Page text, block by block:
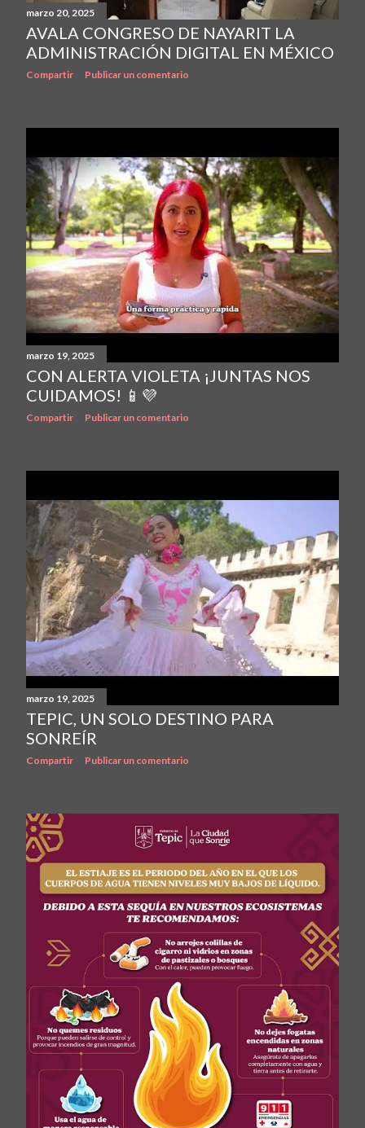
marzo 20, 2025
AVALA CONGRESO DE NAYARIT LA
ADMINISTRACIÓN DIGITAL EN MÉXICO
Compartir Publicar un comentario
marzo 19, 2025
CON ALERTA VIOLETA ¡JUNTAS NOS
CUIDAMOS! 📱💜
Compartir Publicar un comentario
marzo 19, 2025
TEPIC, UN SOLO DESTINO PARA
SONREÍR
Compartir Publicar un comentario